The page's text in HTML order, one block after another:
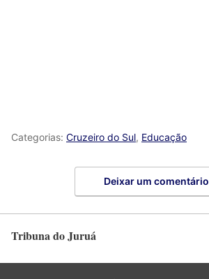
Categorias: Cruzeiro do Sul, Educação
Deixar um comentário
Tribuna do Juruá